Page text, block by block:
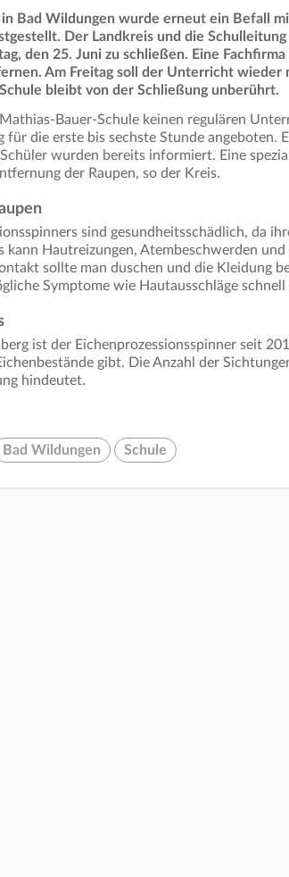
Bad Wildungen wurde erneut ein Befall
Der Landkreis und die
den 25. Juni zu schließen. Eine
Am Freitag soll der Unterricht wieder
bleibt von der Schließung unberührt.
Bauer-Schule keinen regulären
die erste bis sechste Stunde angeboten.
wurden bereits informiert. Eine
der Raupen, so der Kreis.
sind gesundheitsschädlich, da
kann Hautreizungen, Atembeschwerden und
sollte man duschen und die Kleidung
Symptome wie Hautausschläge schnell
ist der Eichenprozessionsspinner seit
gibt. Die Anzahl der
hindeutet.
Bad Wildungen Schule